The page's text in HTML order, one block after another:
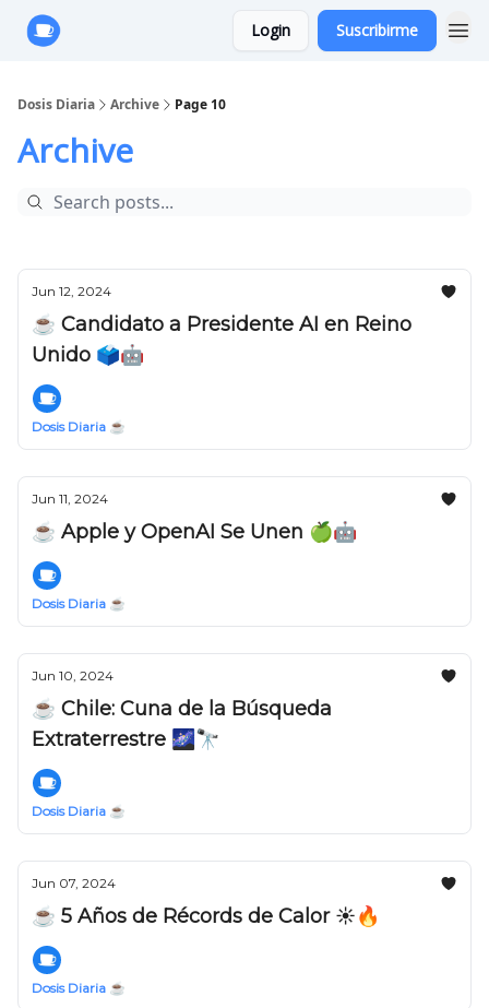
Login Suscribirme
Dosis Diaria Archive Page 10
Archive
Jun 12, 2024
☕️ Candidato a Presidente AI en Reino
Unido 🗳️🤖
Dosis Diaria ☕️
Jun 11, 2024
☕️ Apple y OpenAI Se Unen 🍏🤖
Dosis Diaria ☕️
Jun 10, 2024
☕️ Chile: Cuna de la Búsqueda
Extraterrestre 🌌🔭
Dosis Diaria ☕️
Jun 07, 2024
☕️ 5 Años de Récords de Calor ☀️🔥
Dosis Diaria ☕️